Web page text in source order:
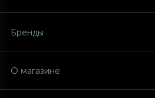
Бренды
О магазине